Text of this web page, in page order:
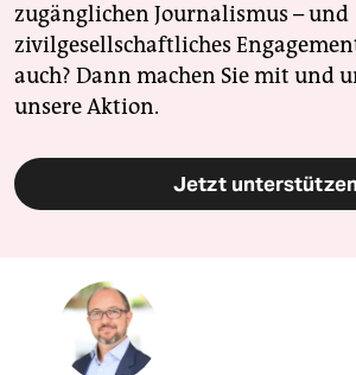
zugänglichen Journalismus – und
zivilgesellschaftliches
auch? Dann machen Sie mit und
unsere Aktion.
Jetzt unterstützen